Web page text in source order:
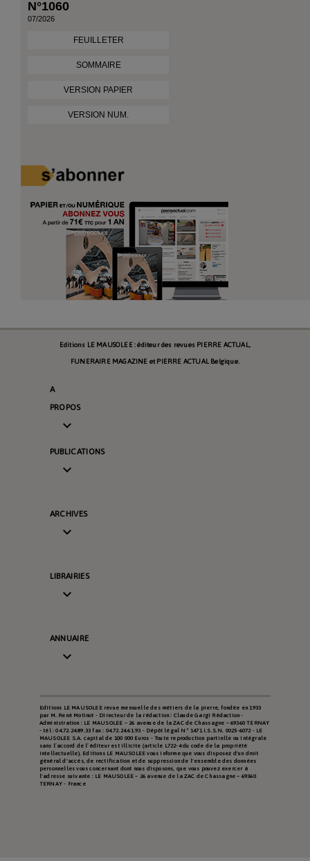
N°1060
07/2026
FEUILLETER
SOMMAIRE
VERSION PAPIER
VERSION NUM.
Editions LE MAUSOLEE : éditeur des revues PIERRE ACTUAL,
FUNERAIRE MAGAZINE et PIERRE ACTUAL Belgique.
A
PROPOS

PUBLICATIONS

ARCHIVES

LIBRAIRIES

ANNUAIRE

Editions LE MAUSOLEE revue mensuelle des métiers de la pierre, fondée en 1933
par M. René Motinot - Directeur de la rédaction : Claude Gargi Rédaction -
Administration : LE MAUSOLEE – 26 avenue de la ZAC de Chassagne – 69360 TERNAY
- tél : 04.72.24.89.33 fax : 04.72.24.61.93 - Dépôt légal N° 1471 I.S.S.N. 0025-6072 - LE
MAUSOLEE S.A. capital de 100 000 Euros - Toute reproduction partielle ou intégrale
sans l’accord de l’éditeur est illicite (article L722-4 du code de la propriété
intellectuelle). Editions LE MAUSOLEE vous informe que vous disposez d'un droit
général d'accès, de rectification et de suppression de l'ensemble des données
personnelles vous concernant dont nous disposons, que vous pouvez exercer à
l'adresse suivante : LE MAUSOLEE – 26 avenue de la ZAC de Chassagne – 69360
TERNAY - France